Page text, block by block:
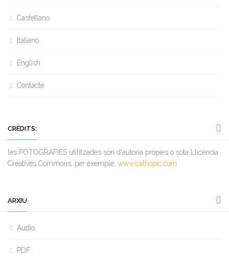
Castellano
Italiano
English
Contacte
CRÈDITS:
les FOTOGRAFIES utilitzades són d'autoria pròpies o sota Llicència
Creatives Commons, per exemple: www.cathopic.com
ARXIU
Audio
PDF